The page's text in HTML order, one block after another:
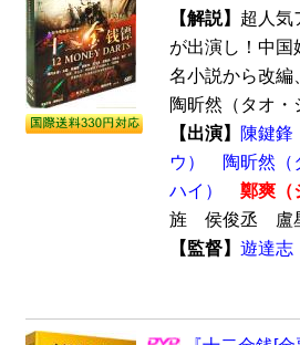
【解説】 超人
が出演し！中国
名小説から改
陶昕然（タオ・
【出演】
陳鍵鋒
ウ）
陶昕然（
ハイ）
鄭爽（
旌 侯俊丞
【監督】 遊達志